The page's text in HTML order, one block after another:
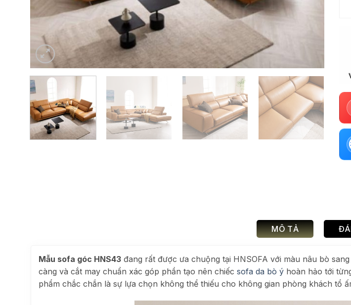
MÔ TẢ
Mẫu sofa góc HNS43 đang rất được ưa chuộng tại HNSOFA với màu nâu bò
càng và cắt may chuẩn xác góp phần tạo nên chiếc sofa da bò ý hoàn hảo tới
phẩm chắc chắn là sự lựa chọn không thể thiếu cho không gian phòng khách tổ